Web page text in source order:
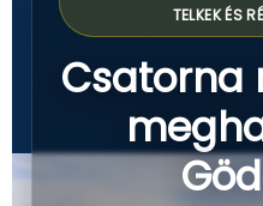
TELKEK ÉS
Csatorna